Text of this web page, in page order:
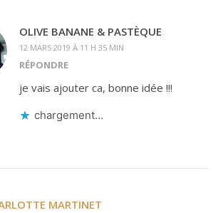
OLIVE BANANE & PASTÈQUE
12 MARS 2019 À 11 H 35 MIN
RÉPONDRE
je vais ajouter ca, bonne idée !!!
chargement…
MARTINET